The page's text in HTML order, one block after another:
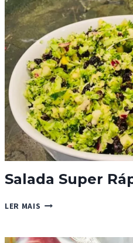
E
MAÇÃ
Salada Super
LER MAIS SALADA
DE